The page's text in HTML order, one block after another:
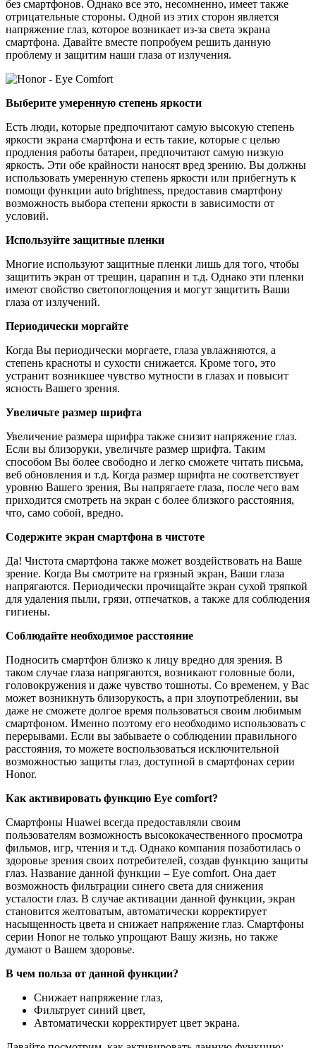
без смартфонов. Однако все это, несомненно, имеет также
отрицательные стороны. Одной из этих сторон является
напряжение глаз, которое возникает из-за света экрана
смартфона. Давайте вместе попробуем решить данную
проблему и защитим наши глаза от излучения.
Выберите умеренную степень яркости
Есть люди, которые предпочитают самую высокую степень
яркости экрана смартфона и есть такие, которые с целью
продления работы батареи, предпочитают самую низкую
яркость. Эти обе крайности наносят вред зрению. Вы должны
использовать умеренную степень яркости или прибегнуть к
помощи функции auto brightness, предоставив смартфону
возможность выбора степени яркости в зависимости от
условий.
Используйте защитные пленки
Многие используют защитные пленки лишь для того, чтобы
защитить экран от трещин, царапин и т.д. Однако эти пленки
имеют свойство светопоглощения и могут защитить Ваши
глаза от излучений.
Периодически моргайте
Когда Вы периодически моргаете, глаза увлажняются, а
степень красноты и сухости снижается. Кроме того, это
устранит возникшее чувство мутности в глазах и повысит
ясность Вашего зрения.
Увеличьте размер шрифта
Увеличение размера шрифра также снизит напряжение глаз.
Если вы близоруки, увеличьте размер шрифта. Таким
способом Вы более свободно и легко сможете читать письма,
веб обновления и т.д. Когда размер шрифта не соответствует
уровню Вашего зрения, Вы напрягаете глаза, после чего вам
приходится смотреть на экран с более близкого расстояния,
что, само собой, вредно.
Содержите экран смартфона в чистоте
Да! Чистота смартфона также может воздействовать на Ваше
зрение. Когда Вы смотрите на грязный экран, Ваши глаза
напрягаются. Периодически прочищайте экран сухой тряпкой
для удаления пыли, грязи, отпечатков, а также для соблюдения
гигиены.
Соблюдайте необходимое расстояние
Подносить смартфон близко к лицу вредно для зрения. В
таком случае глаза напрягаются, возникают головные боли,
головокружения и даже чувство тошноты. Со временем, у Вас
может возникнуть близорукость, а при злоупотреблении, вы
даже не сможете долгое время пользоваться своим любимым
смартфоном. Именно поэтому его необходимо использовать с
перерывами. Если вы забываете о соблюдении правильного
расстояния, то можете воспользоваться исключительной
возможностью защиты глаз, доступной в смартфонах серии
Honor.
Как активировать функцию Eye comfort?
Смартфоны Huawei всегда предоставляли своим
пользователям возможность высококачественного просмотра
фильмов, игр, чтения и т.д. Однако компания позаботилась о
здоровье зрения своих потребителей, создав функцию защиты
глаз. Название данной функции – Eye comfort. Она дает
возможность фильтрации синего света для снижения
усталости глаз. В случае активации данной функции, экран
становится желтоватым, автоматически корректирует
насыщенность цвета и снижает напряжение глаз. Смартфоны
серии Honor не только упрощают Вашу жизнь, но также
думают о Вашем здоровье.
В чем польза от данной функции?
Снижает напряжение глаз,
Фильтрует синий цвет,
Автоматически корректирует цвет экрана.